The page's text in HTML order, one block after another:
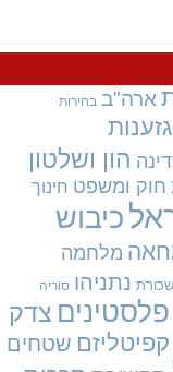
בחירות
הון ושלטון
ומשפט חינוך
כיבוש
מלחמה
נתניהו סוריה
צדק
שטחים